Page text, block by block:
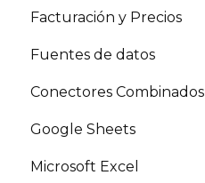
Facturación y Precios
Fuentes de datos
Conectores Combinados
Google Sheets
Microsoft Excel